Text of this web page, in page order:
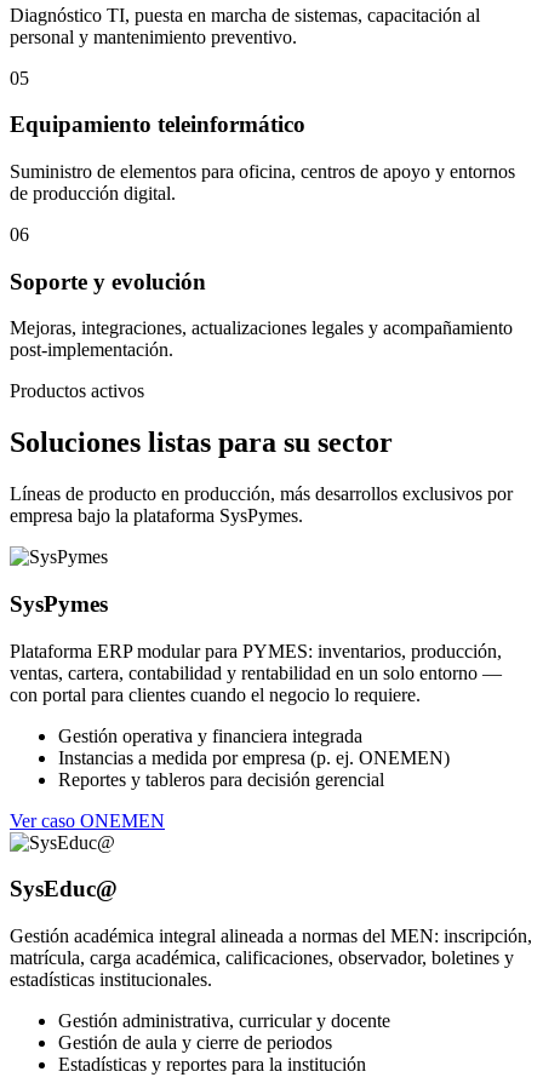
Diagnóstico TI, puesta en marcha de sistemas, capacitación al
personal y mantenimiento preventivo.
05
Equipamiento teleinformático
Suministro de elementos para oficina, centros de apoyo y entornos
de producción digital.
06
Soporte y evolución
Mejoras, integraciones, actualizaciones legales y acompañamiento
post-implementación.
Productos activos
Soluciones listas para su sector
Líneas de producto en producción, más desarrollos exclusivos por
empresa bajo la plataforma SysPymes.
SysPymes
Plataforma ERP modular para PYMES: inventarios, producción,
ventas, cartera, contabilidad y rentabilidad en un solo entorno —
con portal para clientes cuando el negocio lo requiere.
Gestión operativa y financiera integrada
Instancias a medida por empresa (p. ej. ONEMEN)
Reportes y tableros para decisión gerencial
Ver caso ONEMEN
SysEduc@
Gestión académica integral alineada a normas del MEN: inscripción,
matrícula, carga académica, calificaciones, observador, boletines y
estadísticas institucionales.
Gestión administrativa, curricular y docente
Gestión de aula y cierre de periodos
Estadísticas y reportes para la institución